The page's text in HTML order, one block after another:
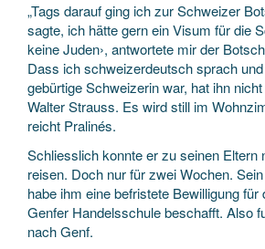
„Tags darauf ging ich zur Schweizer
sagte, ich hätte gern ein Visum für die
keine Juden›, antwortete mir der
Dass ich schweizerdeutsch sprach
gebürtige Schweizerin war, hat ihn
Walter Strauss. Es wird still im
reicht Pralinés.
Schliesslich konnte er zu seinen Eltern
reisen. Doch nur für zwei Wochen.
habe ihm eine befristete Bewilligung
Genfer Handelsschule beschafft. Also
nach Genf.